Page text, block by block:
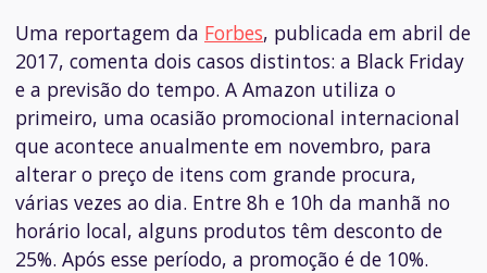
Uma reportagem da Forbes, publicada em abril de
2017, comenta dois casos distintos: a Black Friday
e a previsão do tempo. A Amazon utiliza o
primeiro, uma ocasião promocional internacional
que acontece anualmente em novembro, para
alterar o preço de itens com grande procura,
várias vezes ao dia. Entre 8h e 10h da manhã no
horário local, alguns produtos têm desconto de
25%. Após esse período, a promoção é de 10%.